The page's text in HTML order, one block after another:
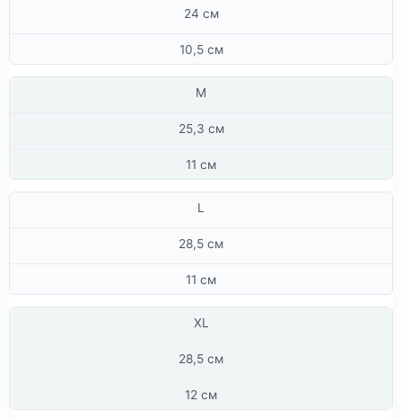
24 см
10,5 см
M
25,3 см
11 см
L
28,5 см
11 см
XL
28,5 см
12 см